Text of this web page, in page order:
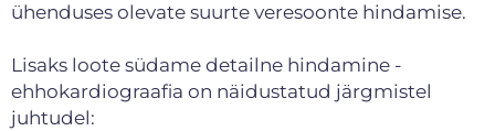
ühenduses olevate suurte veresoonte hindamise.
Lisaks loote südame detailne hindamine -
ehhokardiograafia on näidustatud järgmistel
juhtudel: